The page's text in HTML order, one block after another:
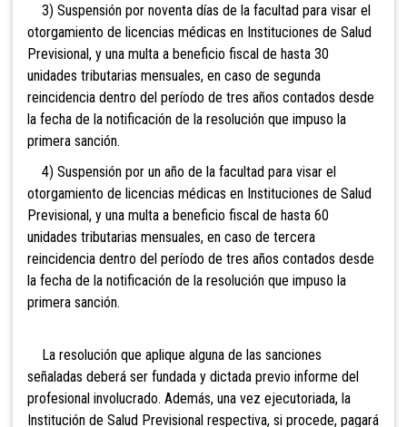
3) Suspensión por noventa días de la facultad para visar el
otorgamiento de licencias médicas en Instituciones de Salud
Previsional, y una multa a beneficio fiscal de hasta 30
unidades tributarias mensuales, en caso de segunda
reincidencia dentro del período de tres años contados desde
la fecha de la notificación de la resolución que impuso la
primera sanción.
4) Suspensión por un año de la facultad para visar el
otorgamiento de licencias médicas en Instituciones de Salud
Previsional, y una multa a beneficio fiscal de hasta 60
unidades tributarias mensuales, en caso de tercera
reincidencia dentro del período de tres años contados desde
la fecha de la notificación de la resolución que impuso la
primera sanción.
La resolución que aplique alguna de las sanciones
señaladas deberá ser fundada y dictada previo informe del
profesional involucrado. Además, una vez ejecutoriada, la
Institución de Salud Previsional respectiva, si procede, pagará